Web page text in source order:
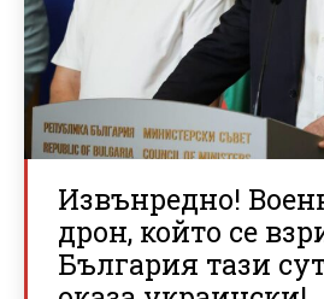
Извънредно!
дрон, който се
България тази